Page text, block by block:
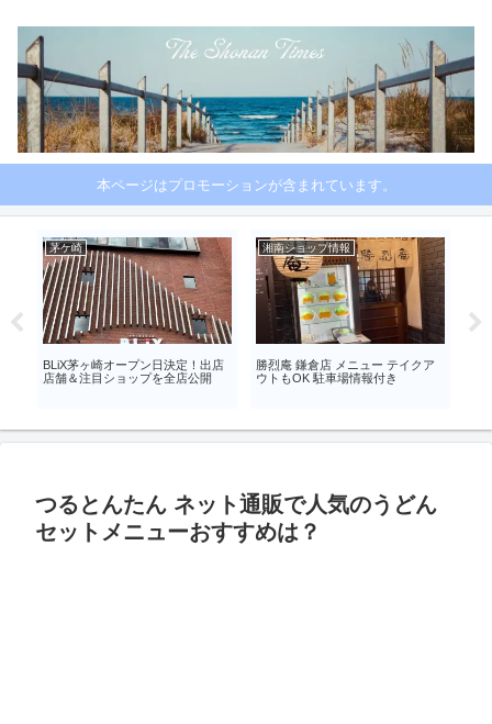
本ページはプロモーションが含まれています。
茅ケ崎
BLiX茅ヶ崎オープン日決定！出店
店舗＆注目ショップを全店公開
湘南ショップ情報
勝烈庵 鎌倉店 メニュー テイクア
ウトもOK 駐車場情報付き
つるとんたん ネット通販で人気のうどん
セットメニューおすすめは？